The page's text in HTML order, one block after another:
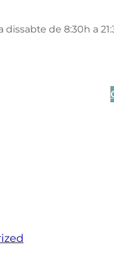
dissabte de 8:30h a